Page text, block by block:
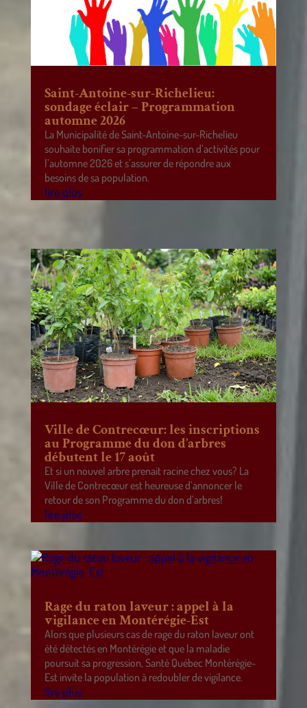
Saint-Antoine-sur-Richelieu:
sondage éclair – Programmation
automne 2026
La Municipalité de Saint-Antoine-sur-Richelieu
souhaite bonifier sa programmation d’activités pour
l’automne 2026 et s’assurer de répondre aux
besoins de sa population.
lire plus
Ville de Contrecœur: les inscriptions
au Programme du don d’arbres
débutent le 17 août
Et si un nouvel arbre prenait racine chez vous? La
Ville de Contrecœur est heureuse d’annoncer le
retour de son Programme du don d’arbres!
lire plus
Rage du raton laveur : appel à la
vigilance en Montérégie-Est
Alors que plusieurs cas de rage du raton laveur ont
été détectés en Montérégie et que la maladie
poursuit sa progression, Santé Québec Montérégie-
Est invite la population à redoubler de vigilance.
lire plus